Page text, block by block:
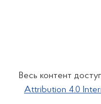
Весь контент
Attribution 4.0